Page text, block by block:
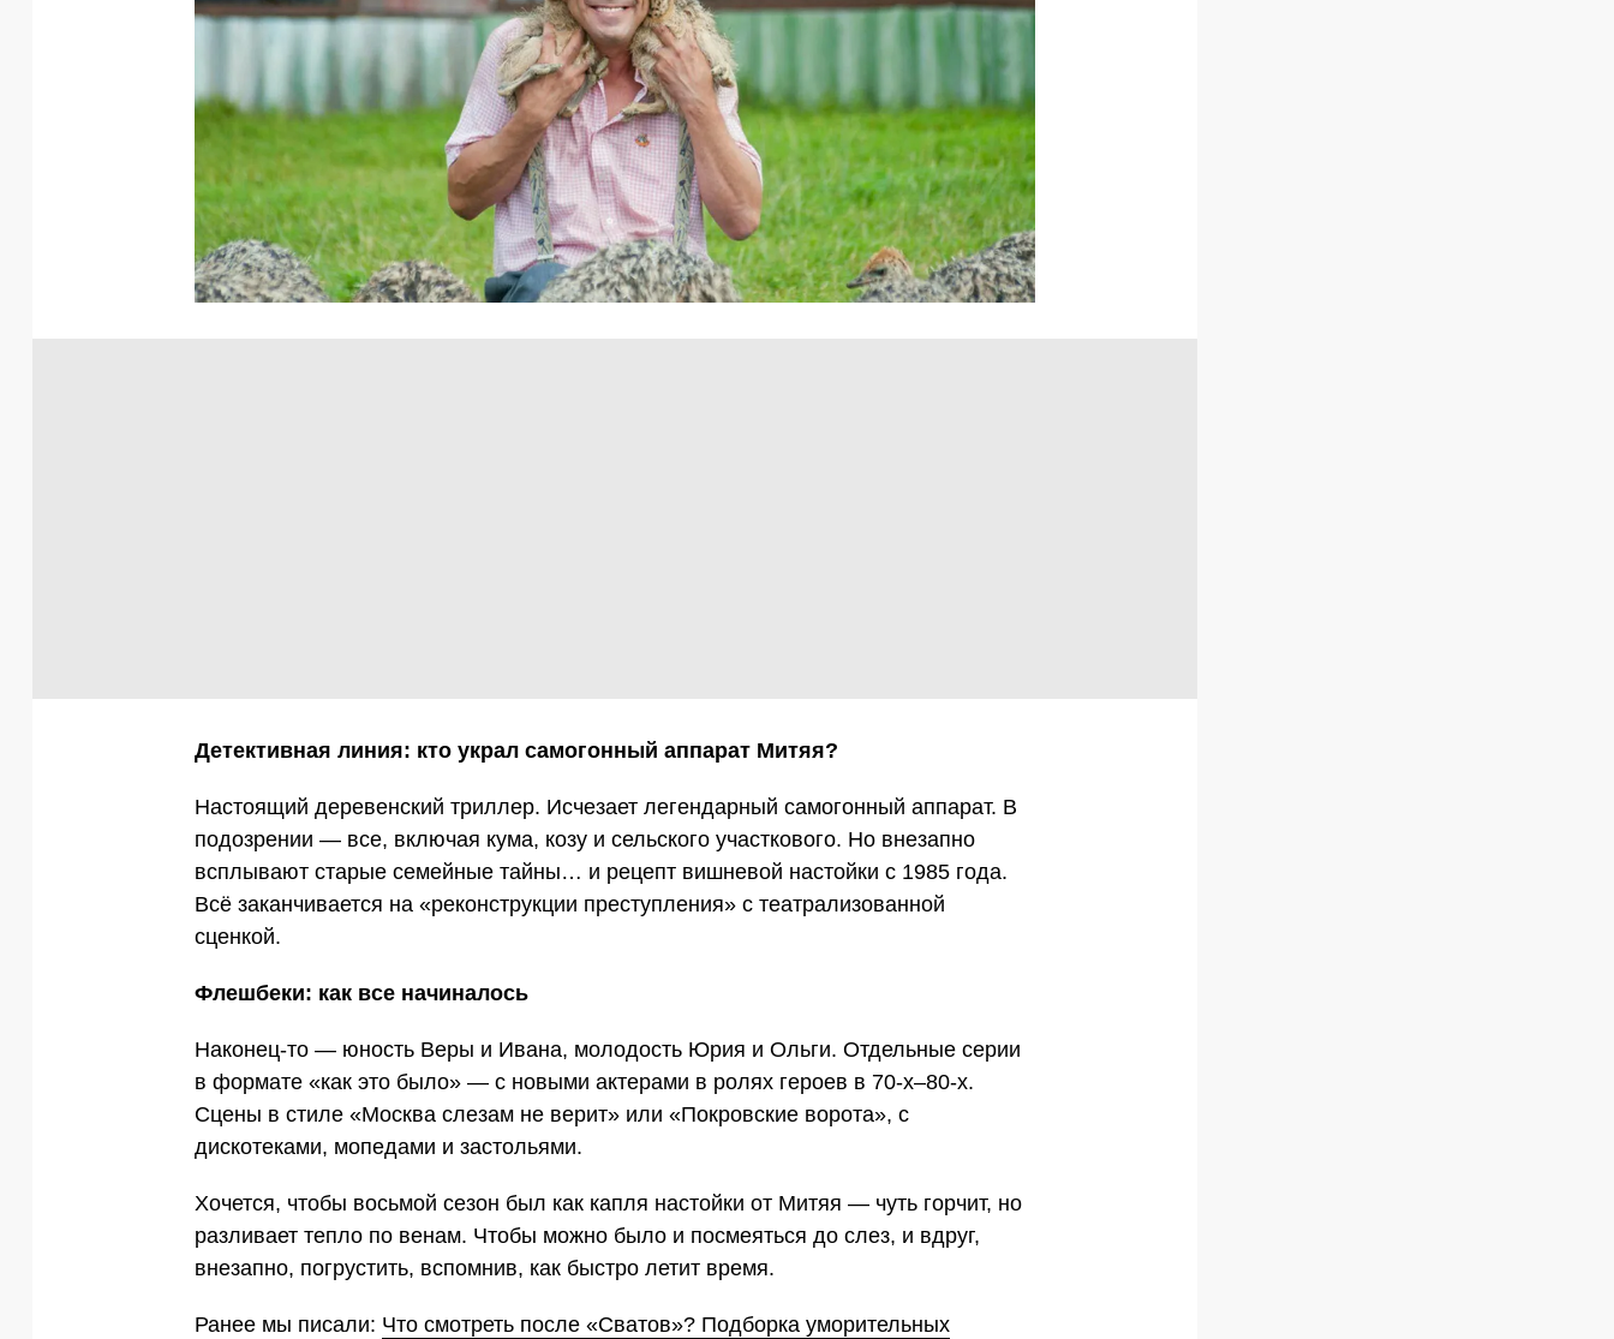
Детективная линия: кто украл самогонный аппарат Митяя?
Настоящий деревенский триллер. Исчезает легендарный самогонный аппарат. В
подозрении — все, включая кума, козу и сельского участкового. Но внезапно
всплывают старые семейные тайны… и рецепт вишневой настойки с 1985 года.
Всё заканчивается на «реконструкции преступления» с театрализованной
сценкой.
Флешбеки: как все начиналось
Наконец-то — юность Веры и Ивана, молодость Юрия и Ольги. Отдельные серии
в формате «как это было» — с новыми актерами в ролях героев в 70-х–80-х.
Сцены в стиле «Москва слезам не верит» или «Покровские ворота», с
дискотеками, мопедами и застольями.
Хочется, чтобы восьмой сезон был как капля настойки от Митяя — чуть горчит, но
разливает тепло по венам. Чтобы можно было и посмеяться до слез, и вдруг,
внезапно, погрустить, вспомнив, как быстро летит время.
Ранее мы писали: Что смотреть после «Сватов»? Подборка уморительных